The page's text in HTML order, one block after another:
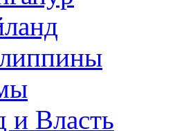
и Власть